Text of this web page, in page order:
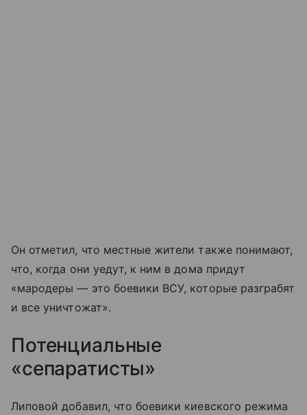
Он отметил, что местные жители также понимают,
что, когда они уедут, к ним в дома придут
«мародеры — это боевики ВСУ, которые разграбят
и все уничтожат».
Потенциальные
«сепаратисты»
Липовой добавил, что боевики киевского режима